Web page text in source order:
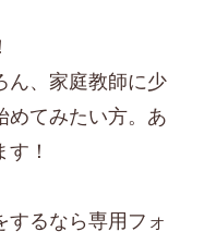
ん、家庭教師に少
めてみたい方。あ
！
するなら専用フォ